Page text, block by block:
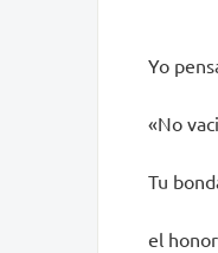
Yo
«No
Tu
el